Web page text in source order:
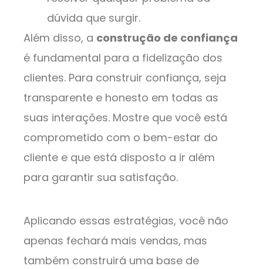
dúvida que surgir.
Além disso, a construção de confiança
é fundamental para a fidelização dos
clientes. Para construir confiança, seja
transparente e honesto em todas as
suas interações. Mostre que você está
comprometido com o bem-estar do
cliente e que está disposto a ir além
para garantir sua satisfação.
Aplicando essas estratégias, você não
apenas fechará mais vendas, mas
também construirá uma base de